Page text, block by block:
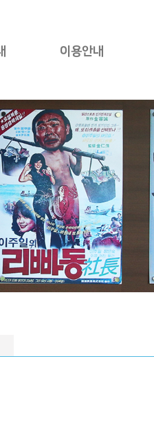
이용안내
관람료안내
시설안내
단체체험프로그램
코미디체험관예약
단체관람예약
오시는길